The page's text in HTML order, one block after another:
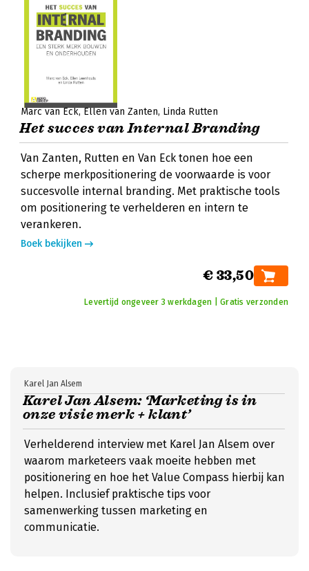
Marc van Eck Ellen van Zanten Linda Rutten
Het succes van Internal Branding
Van Zanten, Rutten en Van Eck tonen hoe een
scherpe merkpositionering de voorwaarde is voor
succesvolle internal branding. Met praktische tools
om positionering te verhelderen en intern te
verankeren.
Boek bekijken
€ 33,50
Levertijd ongeveer 3 werkdagen | Gratis verzonden
Karel Jan Alsem: ‘Marketing is in
onze visie merk + klant’
Karel Jan Alsem
Verhelderend interview met Karel Jan Alsem over
waarom marketeers vaak moeite hebben met
positionering en hoe het Value Compass hierbij kan
helpen. Inclusief praktische tips voor
samenwerking tussen marketing en
communicatie.